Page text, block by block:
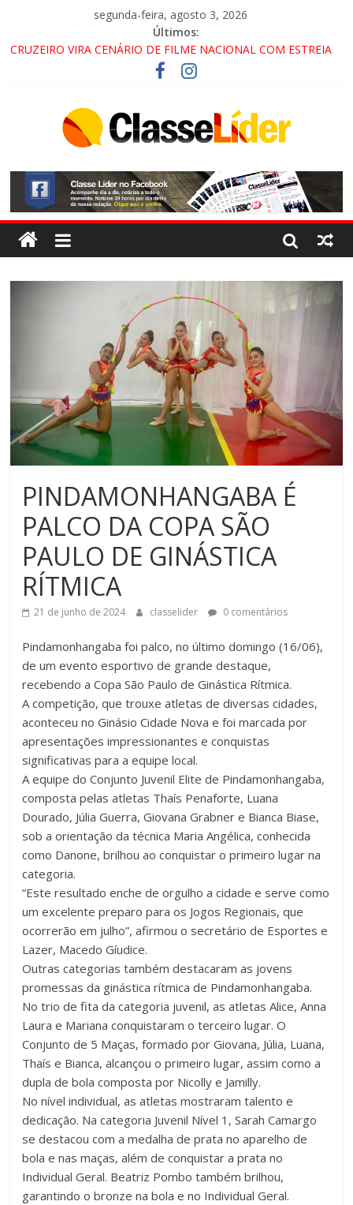
segunda-feira, agosto 3, 2026
Últimos:
CRUZEIRO VIRA CENÁRIO DE FILME NACIONAL COM ESTREIA
PROMOTOR DO GAECO
ACESSO À APARECIDA NA DUTRA SERÁ BLOQUEADO NO FIM
ALTERNATIVAS
LORENA, PINDAMONHANGABA E QUELUZ NA RETA FINAL
PELA FÁBRICA DA COCA-COLA!
PINDAMONHANGABA É
PALCO DA COPA SÃO
PAULO DE GINÁSTICA
RÍTMICA
21 de junho de 2024 classelider 0 comentários
Pindamonhangaba foi palco, no último domingo (16/06),
de um evento esportivo de grande destaque,
recebendo a Copa São Paulo de Ginástica Rítmica.
A competição, que trouxe atletas de diversas cidades,
aconteceu no Ginásio Cidade Nova e foi marcada por
apresentações impressionantes e conquistas
significativas para a equipe local.
A equipe do Conjunto Juvenil Elite de Pindamonhangaba,
composta pelas atletas Thaís Penaforte, Luana
Dourado, Júlia Guerra, Giovana Grabner e Bianca Biase,
sob a orientação da técnica Maria Angélica, conhecida
como Danone, brilhou ao conquistar o primeiro lugar na
categoria.
“Este resultado enche de orgulho a cidade e serve como
um excelente preparo para os Jogos Regionais, que
ocorrerão em julho”, afirmou o secretário de Esportes e
Lazer, Macedo Gíudice.
Outras categorias também destacaram as jovens
promessas da ginástica rítmica de Pindamonhangaba.
No trio de fita da categoria juvenil, as atletas Alice, Anna
Laura e Mariana conquistaram o terceiro lugar. O
Conjunto de 5 Maças, formado por Giovana, Júlia, Luana,
Thaís e Bianca, alcançou o primeiro lugar, assim como a
dupla de bola composta por Nicolly e Jamilly.
No nível individual, as atletas mostraram talento e
dedicação. Na categoria Juvenil Nível 1, Sarah Camargo
se destacou com a medalha de prata no aparelho de
bola e nas maças, além de conquistar a prata no
Individual Geral. Beatriz Pombo também brilhou,
garantindo o bronze na bola e no Individual Geral.